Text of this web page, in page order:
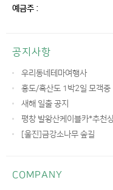
예금주 :
공지사항
우리동네테마여행사
홍도/흑산도 1박2일 모객중
새해 일출 공지
평창 발왕산케이블카*추천
[울진]금강소나무 숲길
COMPANY